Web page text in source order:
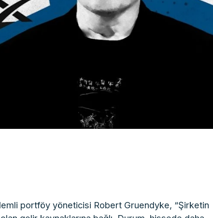
portföy yöneticisi Robert Gruendyke, “Şirketin